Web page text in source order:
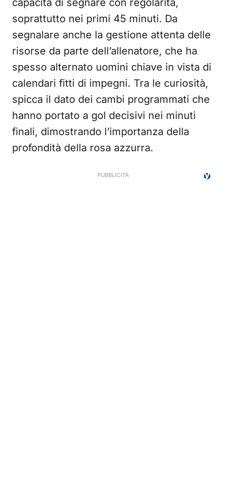
capacità di segnare con regolarità,
soprattutto nei primi 45 minuti. Da
segnalare anche la gestione attenta delle
risorse da parte dell’allenatore, che ha
spesso alternato uomini chiave in vista di
calendari fitti di impegni. Tra le curiosità,
spicca il dato dei cambi programmati che
hanno portato a gol decisivi nei minuti
finali, dimostrando l’importanza della
profondità della rosa azzurra.